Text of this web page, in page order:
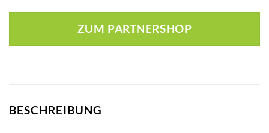
ZUM PARTNERSHOP
BESCHREIBUNG